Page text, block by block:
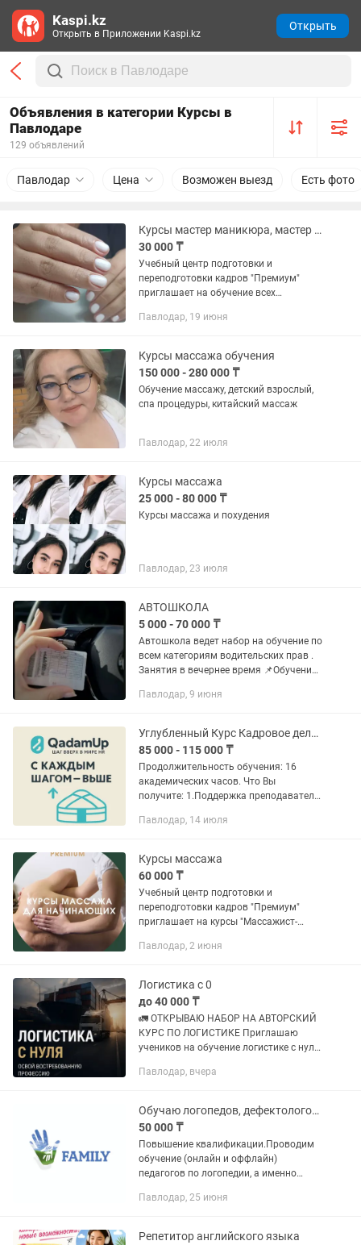
Объявления в категории Курсы в
Павлодаре
129 объявлений
Павлодар Цена Возможен выезд Есть фото
Курсы мастер маникюра, мастер педикюра, мастер по наращиванию ногтей
30 000 ₸
Учебный центр подготовки и
переподготовки кадров "Премиум"
приглашает на обучение всех
мастера ногтевого сервиса! Для
Индивидуальное...
Павлодар, 19 июня
Курсы массажа обучения
150 000 - 280 000 ₸
Обучение массажу, детский взрослый,
спа процедуры, китайский массаж
Павлодар, 22 июля
Курсы массажа
25 000 - 80 000 ₸
Курсы массажа и похудения
Павлодар, 23 июля
АВТОШКОЛА
5 000 - 70 000 ₸
Автошкола ведет набор на обучение по
всем категориям водительских прав .
Занятия в вечернее время 📌Обучение
60.000 тенге 📖 Тесты для подготовки
Павлодар, 9 июня
Углубленный Курс Кадровое делопроизводство с учетом последних изменений
85 000 - 115 000 ₸
Продолжительность обучения: 16
академических часов. Что Вы
получите: 1.Поддержка преподавателя
курса 2.Готовые шаблоны документов
Павлодар, 14 июля
Курсы массажа
60 000 ₸
Учебный центр подготовки и
переподготовки кадров "Премиум"
приглашает на курсы "Массажист-
новую специальность! В программе
Павлодар, 2 июня
Логистика с 0
до 40 000 ₸
🚛 ОТКРЫВАЮ НАБОР НА АВТОРСКИЙ
КУРС ПО ЛОГИСТИКЕ Приглашаю
учеников на обучение логистике с нуля
работали в этой сфере. Если вы ищете
Павлодар, вчера
Обучаю логопедов, дефектологов, инструкторов АФК, ЛФК
50 000 ₸
Повышение квалификации.Проводим
обучение (онлайн и оффлайн)
педагогов по логопедии, а именно
Павлодар, 25 июня
Репетитор английского языка
Kaspi.kz
Открыть в Приложении Kaspi.kz
Открыть